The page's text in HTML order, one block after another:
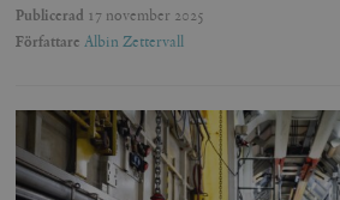
Publicerad 17 november 2025
Författare Albin Zettervall